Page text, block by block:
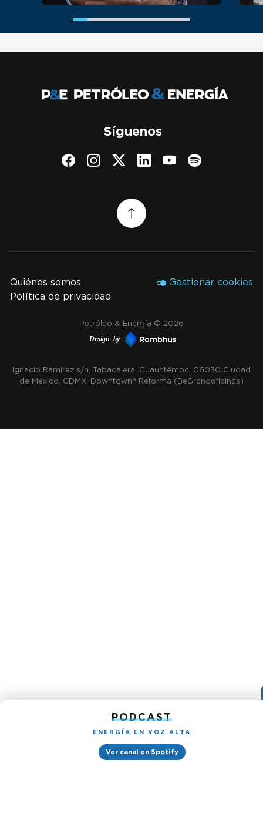
PODCAST
ENERGÍA EN VOZ ALTA
Ver canal en Spotify
Síguenos
Quiénes somos
Política de privacidad
Gestionar cookies
Petróleo & Energía © 2026
Design by
Ignacio Ramírez s/n, Tabacalera, Cuauhtémoc, 06030 Ciudad
de México, CDMX. Downtown® Reforma (Be Grand oficinas)